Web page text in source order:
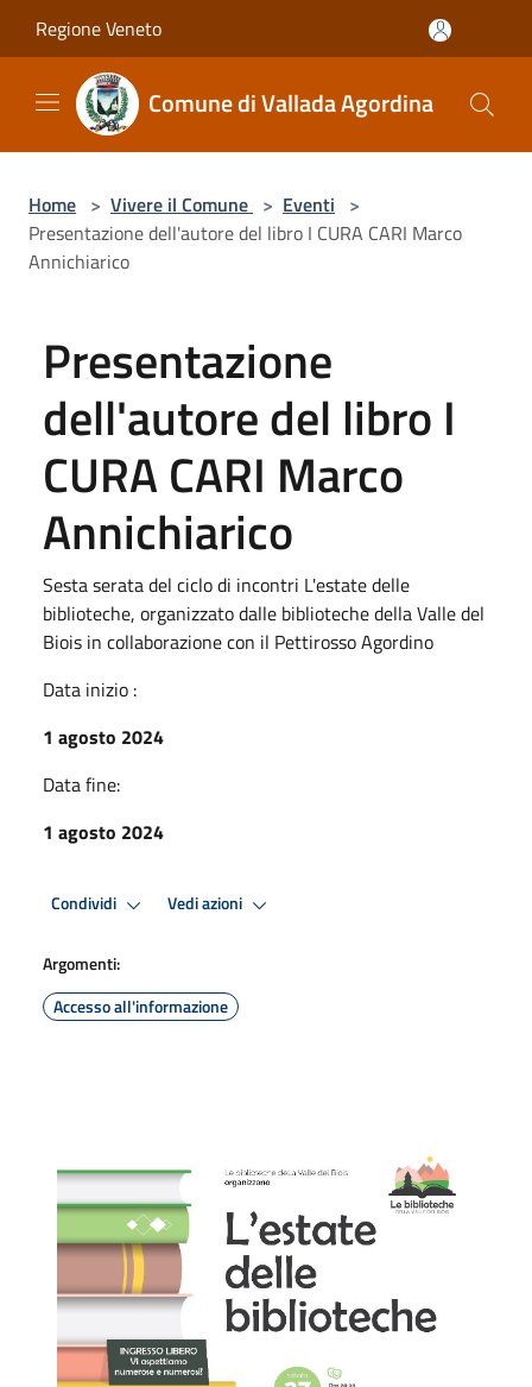
Regione Veneto
Comune di Vallada Agordina
Home > Vivere il Comune > Eventi >
Presentazione dell'autore del libro I CURA CARI Marco
Annichiarico
Presentazione
dell'autore del libro I
CURA CARI Marco
Annichiarico
Sesta serata del ciclo di incontri L'estate delle
biblioteche, organizzato dalle biblioteche della Valle del
Biois in collaborazione con il Pettirosso Agordino
Data inizio :
1 agosto 2024
Data fine:
1 agosto 2024
Condividi Vedi azioni
Argomenti:
Accesso all'informazione